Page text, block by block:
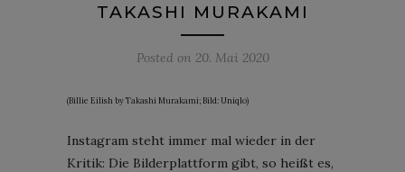
TAKASHI MURAKAMI
Posted on 20. Mai 2020
(Billie Eilish by Takashi Murakami; Bild: Uniqlo)
Instagram steht immer mal wieder in der
Kritik: Die Bilderplattform gibt, so heißt es,